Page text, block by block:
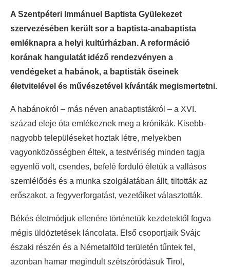
A Szentpéteri Immánuel Baptista Gyülekezet
szervezésében került sor a baptista-anabaptista
emléknapra a helyi kultúrházban. A reformáció
korának hangulatát idéző rendezvényen a
vendégeket a habánok, a baptisták őseinek
életvitelével és művészetével kívánták megismertetni.
A habánokról – más néven anabaptistákról – a XVI.
század eleje óta emlékeznek meg a krónikák. Kisebb-
nagyobb településeket hoztak létre, melyekben
vagyonközösségben éltek, a testvériség minden tagja
egyenlő volt, csendes, befelé forduló életük a vallásos
szemlélődés és a munka szolgálatában állt, tiltották az
erőszakot, a fegyverforgatást, vezetőiket választották.
Békés életmódjuk ellenére történetük kezdetektől fogva
mégis üldöztetések láncolata. Első csoportjaik Svájc
északi részén és a Németalföld területén tűntek fel,
azonban hamar megindult szétszóródásuk Tirol,